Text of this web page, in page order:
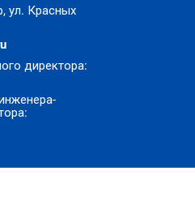
ул. Красных
директора: